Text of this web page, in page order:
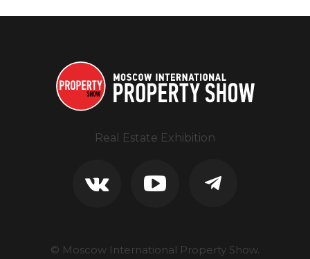
Real Estate Exhibition
© Moscow International Property Show.